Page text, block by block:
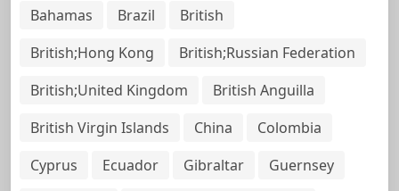
Bahamas Brazil
British
British;Hong Kong
British;Russian Federation
British;United Kingdom
British Anguilla
British Virgin Islands
China
Colombia
Cyprus
Ecuador Gibraltar
Guernsey